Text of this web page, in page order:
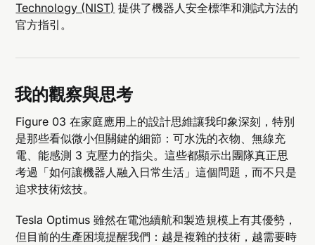
Technology (NIST) 提供了機器人安全標準和測試方法的
官方指引。
我的觀察與思考
Figure 03 在家庭應用上的設計思維讓我印象深刻，特別
是那些看似微小但關鍵的細節：可水洗的衣物、無線充
電、能感測 3 克壓力的指尖。這些都顯示出團隊真正思
考過「如何讓機器人融入日常生活」這個問題，而不只是
追求技術炫技。
Tesla Optimus 雖然在電池續航和製造規模上有其優勢，
但目前的生產困境提醒我們：越是複雜的技術，越需要時